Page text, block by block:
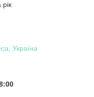
Україна